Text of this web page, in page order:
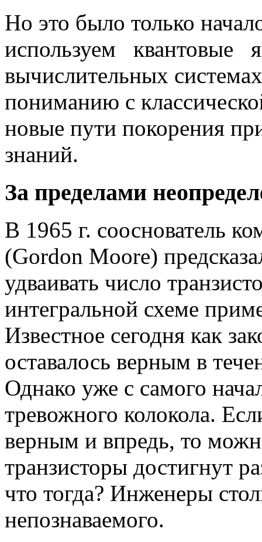
Но это было только
используем квантовые
вычислительных
пониманию с
новые пути покорения
знаний.
За пределами
В 1965 г. сооснователь
(Gordon Moore)
удваивать число
интегральной схеме
Известное сегодня как
оставалось верным в
Однако уже с самого
тревожного колокола.
верным и впредь, то
транзисторы достигнут
что тогда? Инженеры
непознаваемого.